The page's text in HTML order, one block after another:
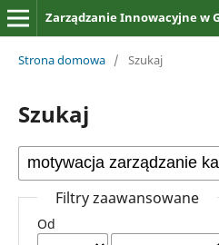
Zarządzanie Innowacyjne w
Strona domowa / Szukaj
Szukaj
Filtry zaawansowane
Od